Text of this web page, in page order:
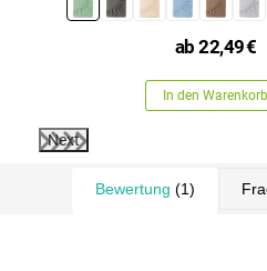
ab 22,49€
In den Warenkorb
Next
Bewertung (1)